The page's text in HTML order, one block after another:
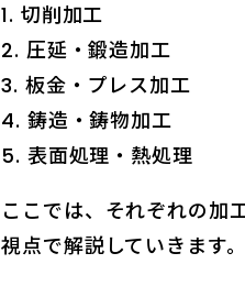
切削加工
圧延・鍛造加工
板金・プレス加工
鋳造・鋳物加工
表面処理・熱処理
ここでは、それぞれの加
視点で解説していきます。